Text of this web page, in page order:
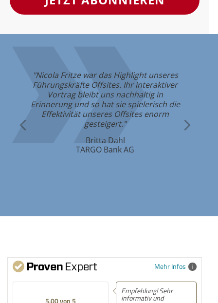
"Nicola Fritze war das Highlight unseres
Führungskräfte Offsites. Ihr interaktiver
Vortrag bleibt uns nachhaltig in
Erinnerung und so hat sie spielerisch die
Effektivität unseres Offsites enorm
gesteigert."
Britta Dahl
TARGO Bank AG
Mehr Infos
5.00 von 5
Empfehlung! Sehr
informativ und